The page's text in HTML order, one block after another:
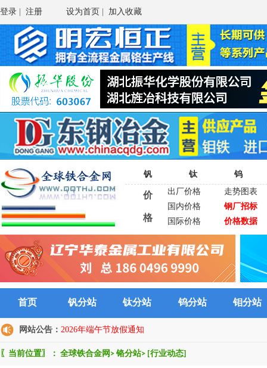
登录 注册 设为首页 加入收藏
钒 钛 钨
价
格
出厂价格
走势图表
国内价格
钢厂招标
国际价格
价格数据
首页 钒分站 钛分站 钨分站 钼分站
网站公告： 2026年端午节放假通知
〖当前位置〗： 全球铁合金网 > 铬分站> [行业动态]